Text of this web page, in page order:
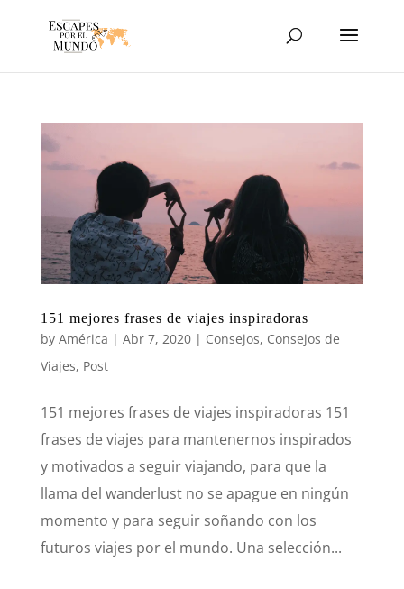
151 mejores frases de viajes inspiradoras
by América | Abr 7, 2020| Consejos, Consejos de
Viajes, Post
151 mejores frases de viajes inspiradoras 151
frases de viajes para mantenernos inspirados
y motivados a seguir viajando, para que la
llama del wanderlust no se apague en ningún
momento y para seguir soñando con los
futuros viajes por el mundo. Una selección...